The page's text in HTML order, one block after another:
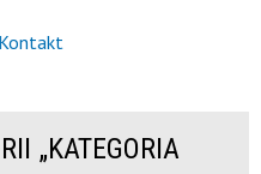
Kontakt
„KATEGORIA